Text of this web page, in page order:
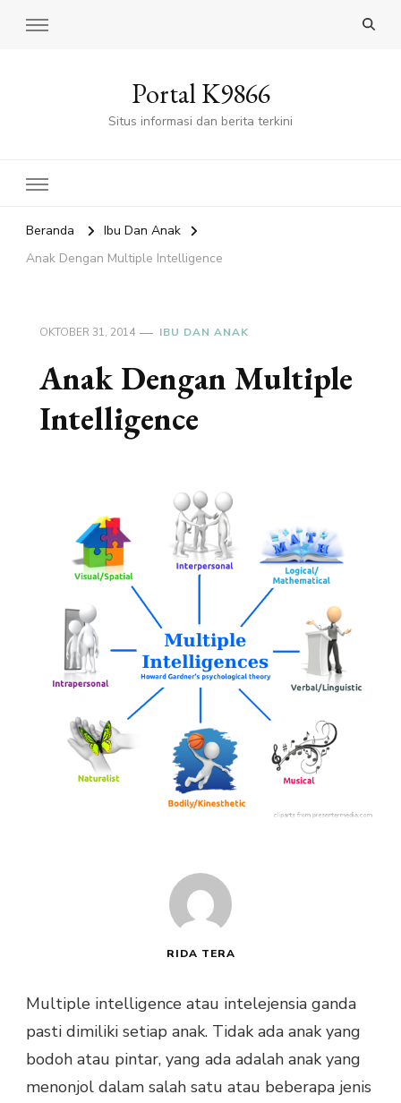
Portal K9866
Situs informasi dan berita terkini
Beranda
Ibu Dan Anak
Anak Dengan Multiple Intelligence
OKTOBER 31, 2014 IBU DAN ANAK
Anak Dengan Multiple
Intelligence
RIDA TERA
Multiple intelligence atau intelejensia ganda
pasti dimiliki setiap anak. Tidak ada anak yang
bodoh atau pintar, yang ada adalah anak yang
menonjol dalam salah satu atau beberapa jenis